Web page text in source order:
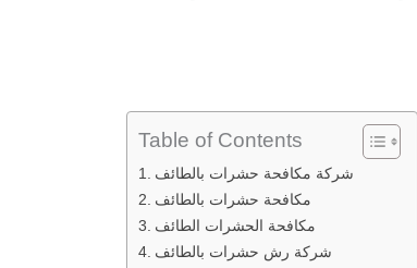
Table of Contents
شركة مكافحة حشرات بالطائف
مكافحة حشرات بالطائف
مكافحة الحشرات الطائف
شركة رش حشرات بالطائف